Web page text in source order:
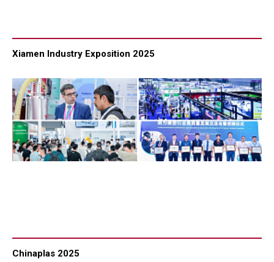
Xiamen Industry Exposition 2025
Chinaplas 2025